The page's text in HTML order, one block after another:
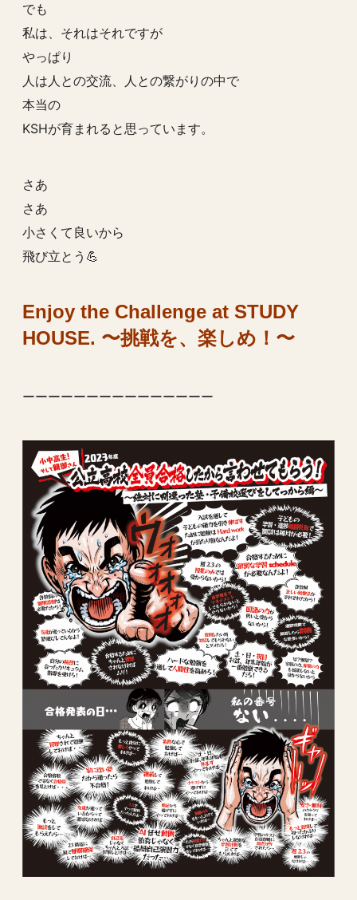
でも
私は、それはそれですが
やっぱり
人は人との交流、人との繋がりの中で
本当の
KSHが育まれると思っています。
さあ
さあ
小さくて良いから
飛び立とう💪
Enjoy the Challenge at STUDY
HOUSE. 〜挑戦を、楽しめ！〜
ーーーーーーーーーーーーーーー